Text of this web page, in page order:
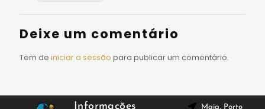
Deixe um comentário
Tem de iniciar a sessão para publicar um comentário.
Informações Maia, Porto